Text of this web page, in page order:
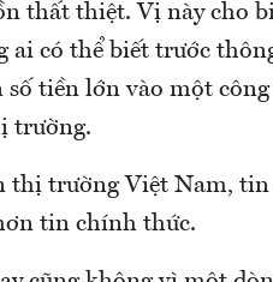
thất thiệt. Vị này cho
ai có thể biết trước
số tiền lớn vào một
trường.
thị trường Việt Nam, tin
tin chính thức.